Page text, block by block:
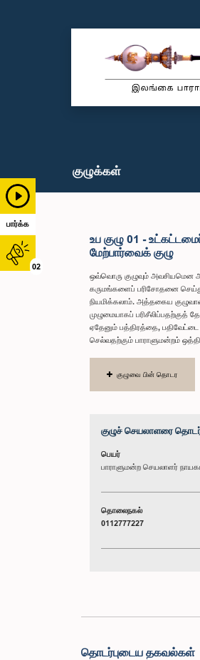
பார்க்க
02
குழுக்கள்
உப குழு 01 -
மேற்பார்வைக் குழு
ஒவ்வொரு குழுவும் அவசியமென
கருமங்களைப் பரிசோதனை
நியமிக்கலாம். அத்தகைய
முழுமையாகப்
ஏதேனும் பத்திரத்தை,
செல்வதற்கும் பாராளுமன்றம்
குழுவை பின் தொடர
குழுச் செயலாளரை
பெயர்
பாராளுமன்ற செயலாளர்
தொலைநகல்
0112777227
தொடர்புடைய தகவல்கள்